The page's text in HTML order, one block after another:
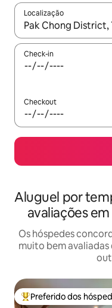
Localização
Quando os
Check-in
Checkout
Aluguel por
avaliações
Os hóspedes
muito bem
Entre os melhores
Preferido dos